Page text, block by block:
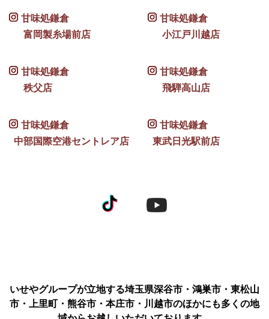
甘味処鎌倉
富岡製糸場前店
甘味処鎌倉
小江戸川越店
甘味処鎌倉
秩父店
甘味処鎌倉
飛騨高山店
甘味処鎌倉
中部国際空港セントレア店
甘味処鎌倉
東武日光駅前店
いせやグループが立地する埼玉県深谷市・鴻巣市・東松山
市・上里町・熊谷市・本庄市・川越市のほかにも多くの地